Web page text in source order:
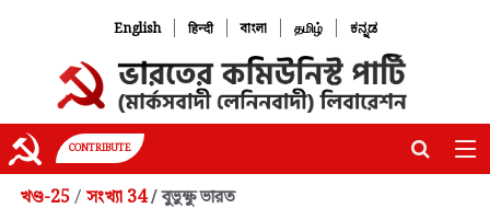
English | हिन्दी | বাংলা | தமிழ் | ಕನ್ನಡ
CONTRIBUTE
খণ্ড-25 / সংখ্যা 34/ বুভুক্ষু ভারত